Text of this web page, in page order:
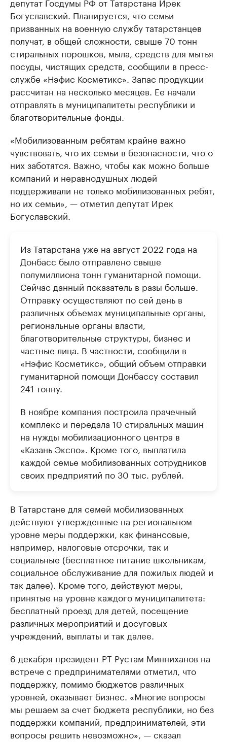
Богуславский. Планируется, что семьи
призванных на военную службу татарстанцев
получат, в общей сложности, свыше 70 тонн
стиральных порошков, мыла, средств для мытья
посуды, чистящих средств, сообщили в пресс-
службе «Нэфис Косметикс». Запас продукции
рассчитан на несколько месяцев. Ее начали
отправлять в муниципалитеты республики и
благотворительные фонды.
«Мобилизованным ребятам крайне важно
чувствовать, что их семьи в безопасности, что о
них заботятся. Важно, чтобы как можно больше
компаний и неравнодушных людей
поддерживали не только мобилизованных ребят,
но их семьи», — отметил депутат Ирек
Богуславский.
Из Татарстана уже на август 2022 года на
Донбасс было отправлено свыше
полумиллиона тонн гуманитарной помощи.
Сейчас данный показатель в разы больше.
Отправку осуществляют по сей день в
различных объемах муниципальные органы,
региональные органы власти,
благотворительные структуры, бизнес и
частные лица. В частности, сообщили в
«Нэфис Косметикс», общий объем отправки
гуманитарной помощи Донбассу составил
241 тонну.
В ноябре компания построила прачечный
комплекс и передала 10 стиральных машин
на нужды мобилизационного центра в
«Казань Экспо». Кроме того, выплатила
каждой семье мобилизованных сотрудников
своих предприятий по 30 тыс. рублей.
В Татарстане для семей мобилизованных
действуют утвержденные на региональном
уровне меры поддержки, как финансовые,
например, налоговые отсрочки, так и
социальные (бесплатное питание школьникам,
социальное обслуживание для пожилых людей и
так далее). Кроме того, действуют меры,
принятые на уровне каждого муниципалитета:
бесплатный проезд для детей, посещение
различных мероприятий и досуговых
учреждений, выплаты и так далее.
6 декабря президент РТ Рустам Минниханов на
встрече с предпринимателями отметил, что
поддержку, помимо бюджетов различных
уровней, оказывает бизнес. «Многие вопросы
мы решаем за счет бюджета республики, но без
поддержки компаний, предпринимателей, эти
вопросы решить невозможно», — сказал